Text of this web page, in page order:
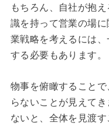
もちろん、自社が抱
識を持って営業の場
業戦略を考えるには
する必要もあります。
物事を俯瞰すること
らないことが見えて
ないと、全体を見渡